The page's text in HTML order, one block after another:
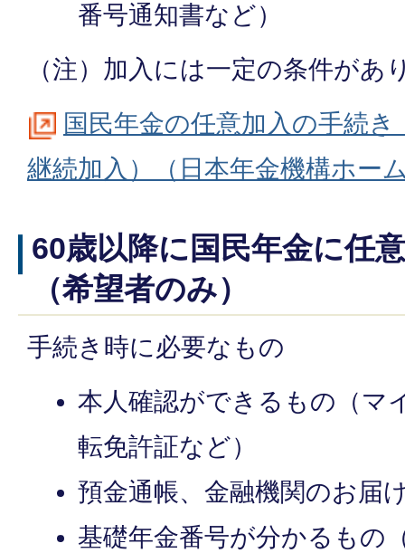
番号通知書など）
（注）加入には一定の条件があ
国民年金の任意加入の手続
継続加入）（日本年金機構ホー
60歳以降に国民年金に任
（希望者のみ）
手続き時に必要なもの
本人確認ができるもの（マ
転免許証など）
預金通帳、金融機関のお届
基礎年金番号が分かるもの